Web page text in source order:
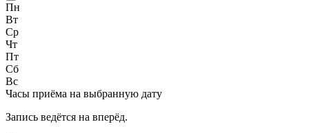
Пн
Вт
Ср
Чт
Пт
Сб
Вс
Часы приёма на выбранную дату
Запись ведётся на вперёд.